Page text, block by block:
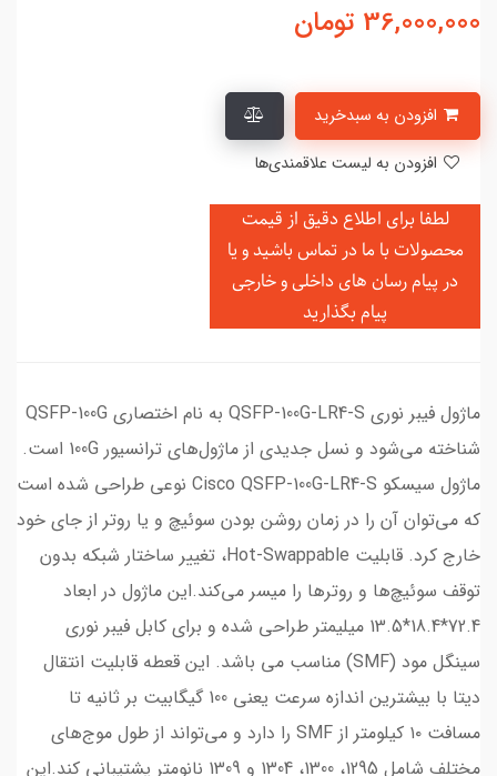
36,000,000 تومان
لطفا برای اطلاع دقیق از قیمت
محصولات با ما در تماس باشید و یا
در پیام رسان های داخلی و خارجی
پیام بگذارید
ماژول فیبر نوری QSFP-100G-LR4-S به نام اختصاری QSFP-100G
شناخته می‌شود و نسل جدیدی از ماژول‌های ترانسیور 100G است.
ماژول سیسکو Cisco QSFP-100G-LR4-S نوعی طراحی شده است
که می‌توان آن را در زمان روشن بودن سوئیچ و یا روتر از جای خود
خارج کرد. قابلیت Hot-Swappable، تغییر ساختار شبکه بدون
توقف سوئیچ‌ها و روترها را میسر می‌کند.این ماژول در ابعاد
72.4*18.4*13.5 میلیمتر طراحی شده و برای کابل فیبر نوری
سینگل مود (SMF) مناسب می باشد. این قعطه قابلیت انتقال
دیتا با بیشترین اندازه سرعت یعنی 100 گیگابیت بر ثانیه تا
مسافت ۱۰ کیلومتر از SMF را دارد و می‌تواند از طول موج‌های
مختلف شامل 1295، 1300، 1304 و 1309 نانومتر پشتیبانی‌ کند.این